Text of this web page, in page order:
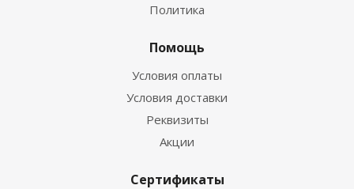
Политика
Помощь
Условия оплаты
Условия доставки
Реквизиты
Акции
Сертификаты